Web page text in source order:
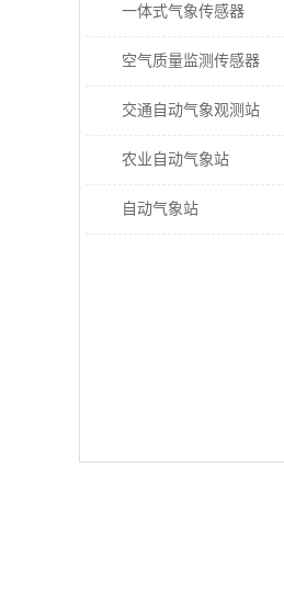
一体式气象传感器
空气质量监测传感器
交通自动气象观测站
农业自动气象站
自动气象站